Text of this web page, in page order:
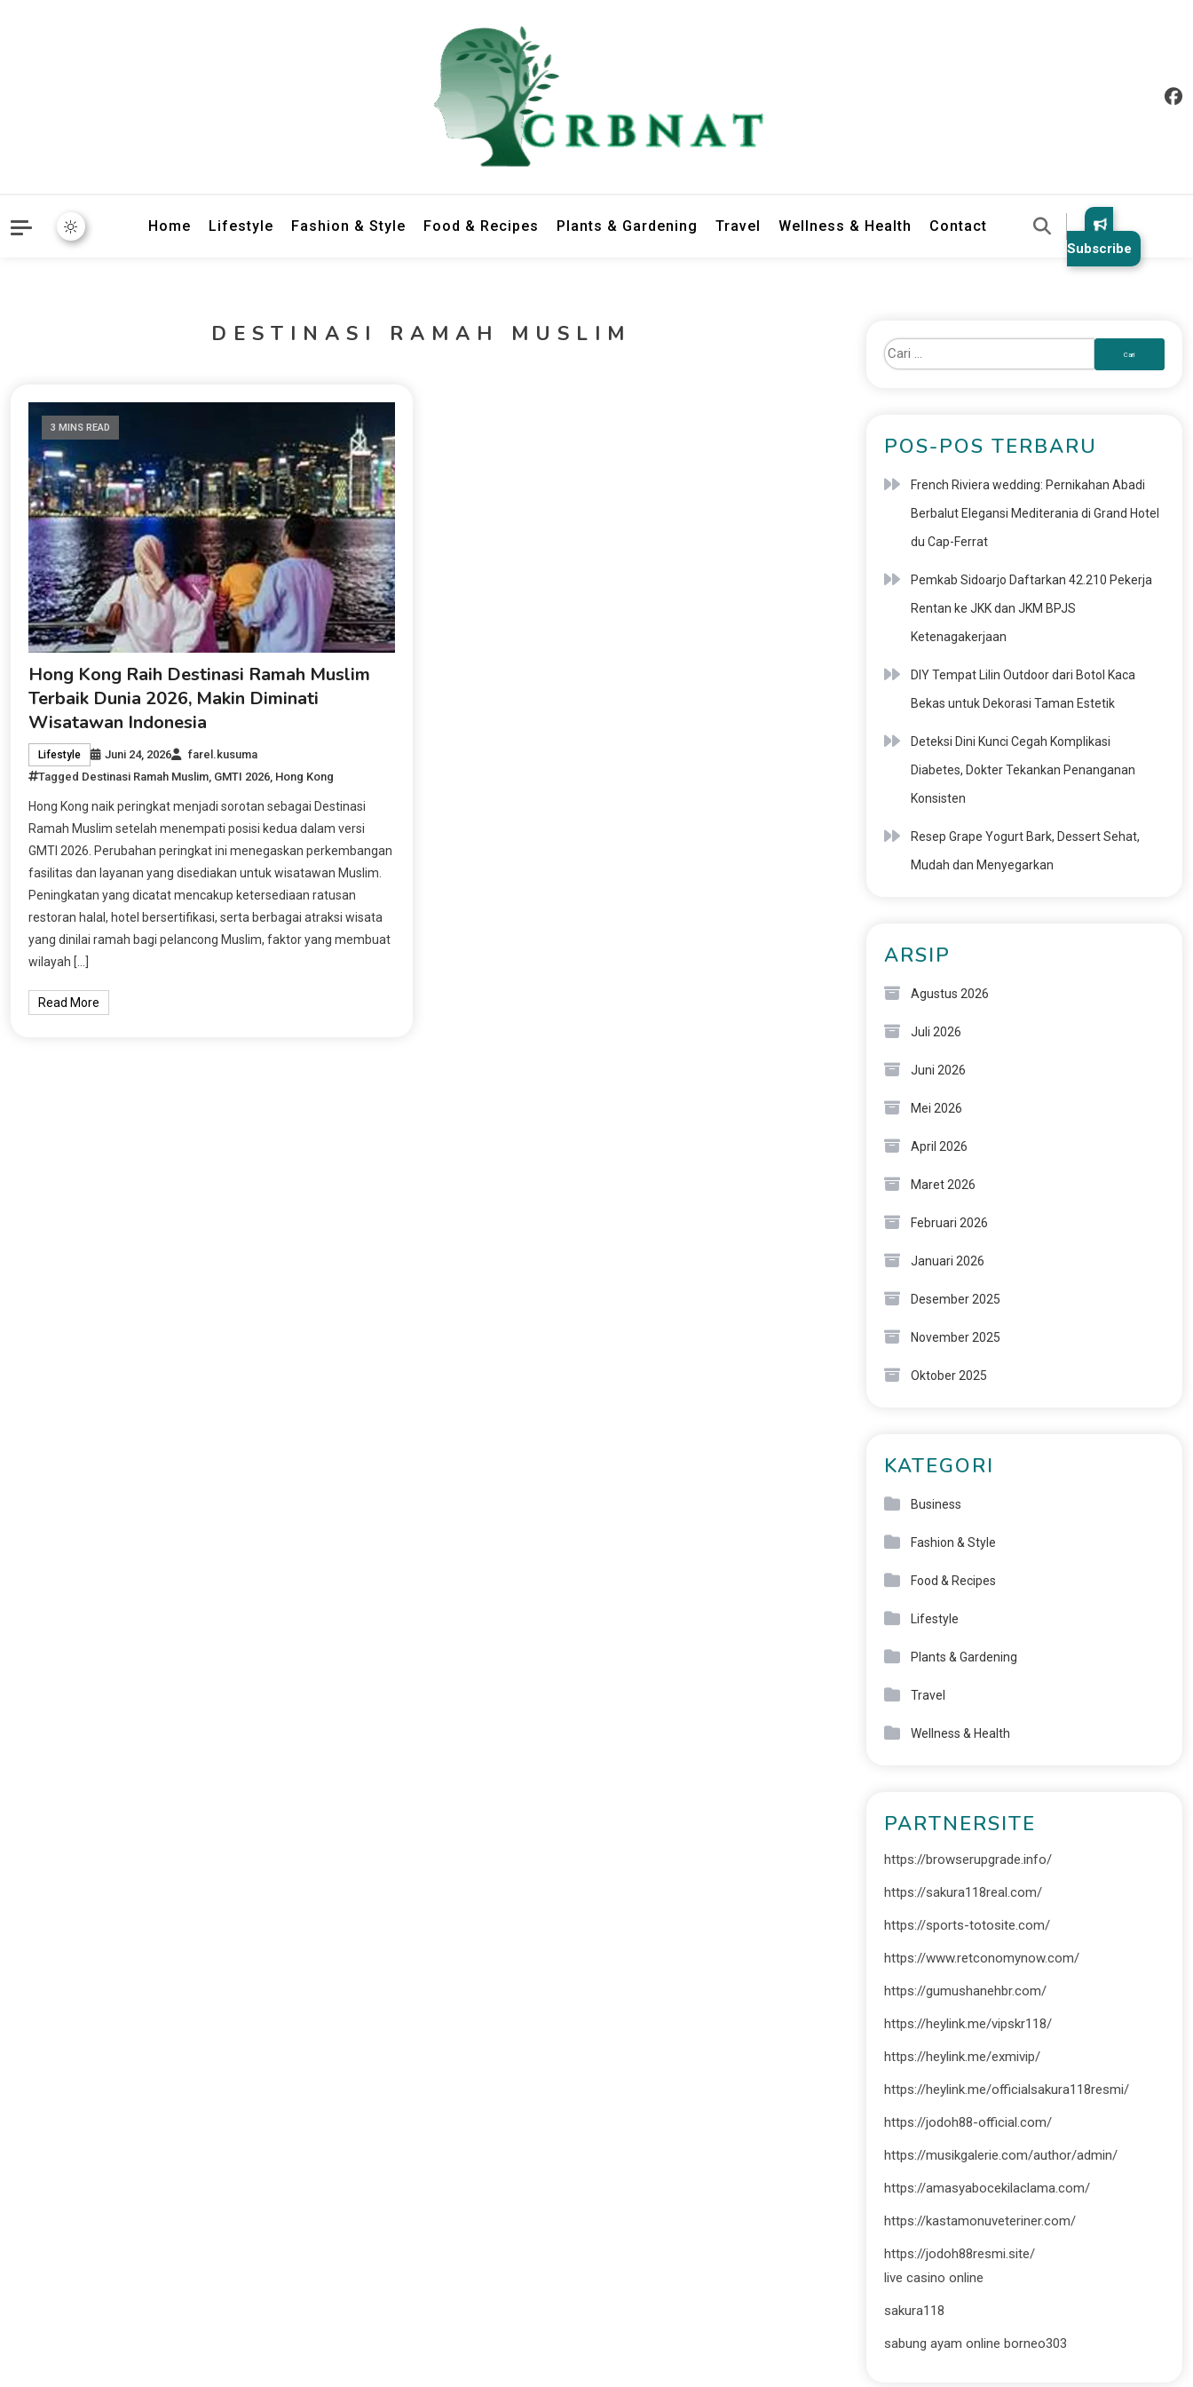
Home Lifestyle Fashion & Style Food & Recipes Plants & Gardening Travel Wellness & Health Contact
Subscribe
DESTINASI RAMAH MUSLIM
3 MINS READ
Hong Kong Raih Destinasi Ramah Muslim
Terbaik Dunia 2026, Makin Diminati
Wisatawan Indonesia
Lifestyle Juni 24, 2026
farel.kusuma
Tagged Destinasi Ramah Muslim, GMTI 2026, Hong Kong
Hong Kong naik peringkat menjadi sorotan sebagai Destinasi
Ramah Muslim setelah menempati posisi kedua dalam versi
GMTI 2026. Perubahan peringkat ini menegaskan perkembangan
fasilitas dan layanan yang disediakan untuk wisatawan Muslim.
Peningkatan yang dicatat mencakup ketersediaan ratusan
restoran halal, hotel bersertifikasi, serta berbagai atraksi wisata
yang dinilai ramah bagi pelancong Muslim, faktor yang membuat
wilayah […]
Read More
POS-POS TERBARU
French Riviera wedding: Pernikahan Abadi
Berbalut Elegansi Mediterania di Grand Hotel
du Cap-Ferrat
Pemkab Sidoarjo Daftarkan 42.210 Pekerja
Rentan ke JKK dan JKM BPJS
Ketenagakerjaan
DIY Tempat Lilin Outdoor dari Botol Kaca
Bekas untuk Dekorasi Taman Estetik
Deteksi Dini Kunci Cegah Komplikasi
Diabetes, Dokter Tekankan Penanganan
Konsisten
Resep Grape Yogurt Bark, Dessert Sehat,
Mudah dan Menyegarkan
ARSIP
Agustus 2026
Juli 2026
Juni 2026
Mei 2026
April 2026
Maret 2026
Februari 2026
Januari 2026
Desember 2025
November 2025
Oktober 2025
KATEGORI
Business
Fashion & Style
Food & Recipes
Lifestyle
Plants & Gardening
Travel
Wellness & Health
PARTNERSITE
https://browserupgrade.info/
https://sakura118real.com/
https://sports-totosite.com/
https://www.retconomynow.com/
https://gumushanehbr.com/
https://heylink.me/vipskr118/
https://heylink.me/exmivip/
https://heylink.me/officialsakura118resmi/
https://jodoh88-official.com/
https://musikgalerie.com/author/admin/
https://amasyabocekilaclama.com/
https://kastamonuveteriner.com/
https://jodoh88resmi.site/
live casino online
sakura118
sabung ayam online borneo303